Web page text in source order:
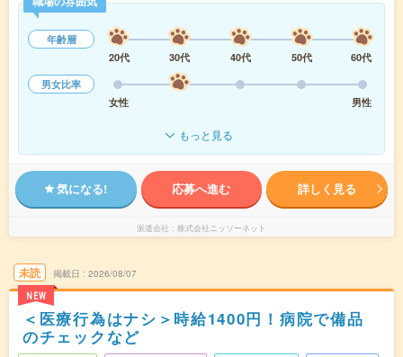
年齢層
20代
30代 40代 50代
60代
男女比率
女性
男性
もっと見る
気になる! 応募へ進む 詳しく見る
派遣会社 株式会社ニッソーネット
未読
NEW
掲載日 2026/08/07
＜医療行為はナシ＞時給1400円！病院で備品
のチェックなど